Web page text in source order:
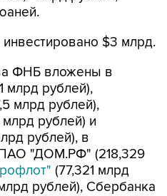
$3 млрд.
ФНБ вложены в
рублей),
млрд рублей),
рублей) и
рублей), в
"ДОМ.РФ" (218,329
(77,321 млрд
рублей), Сбербанка